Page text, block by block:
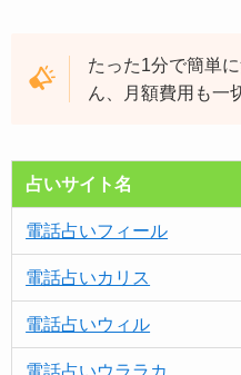
たった1分で簡単
ん、月額費用も一
占いサイト名
電話占いフィール
電話占いカリス
電話占いウィル
電話占いウララカ